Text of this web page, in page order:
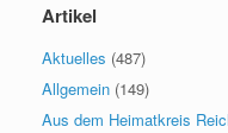
Artikel
Aktuelles (487)
Allgemein (149)
Aus dem Heimatkreis